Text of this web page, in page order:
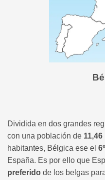
Dividida en dos grandes
con una población de
habitantes, Bélgica ese el 6º
España. Es por ello que
preferido de los belgas